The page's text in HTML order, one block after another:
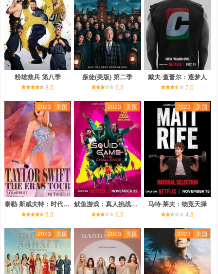
粉雄救兵 第八季
8.5
叛徒(美版) 第二季
6.3
戴夫·查普尔：逐梦人
7.0
2023 美国
泰勒·斯威夫特：时代巡回演唱会
9.3
2023 美国
鱿鱼游戏：真人挑战赛 第一季
6.3
2023 美国
马特·莱夫：物竞天择
4.8
2023 美国 2023 美国 2023 美国